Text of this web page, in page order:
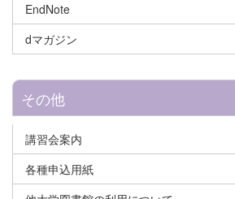
EndNote
dマガジン
その他
講習会案内
各種申込用紙